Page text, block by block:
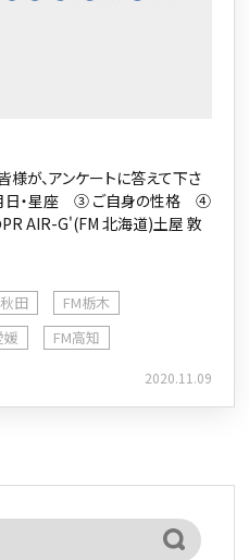
が、アンケートに答えて下さ
日・星座 ③ ご自身の性格 ④
AIR-G'(FM 北海道)土屋 敦
田
FM栃木
媛
FM高知
2020.11.09